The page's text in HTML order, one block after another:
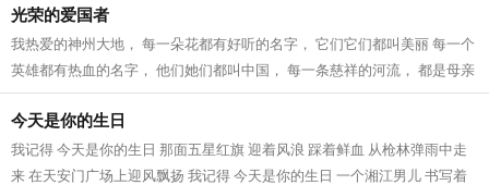
光荣的爱国者
我热爱的神州大地， 每一朵花都有好听的名字， 它们它们都叫美丽 每一个
英雄都有热血的名字， 他们她们都叫中国， 每一条慈祥的河流， 都是母亲
最爱的河流， 每一句优美的语言，...
今天是你的生日
我记得 今天是你的生日 那面五星红旗 迎着风浪 踩着鲜血 从枪林弹雨中走
来 在天安门广场上迎风飘扬 我记得 今天是你的生日 一个湘江男儿 书写着